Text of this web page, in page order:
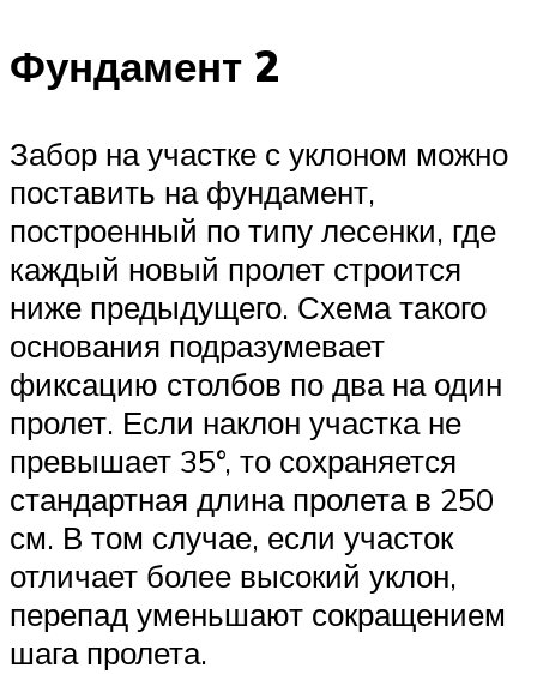
Фундамент 2
Забор на участке с уклоном можно
поставить на фундамент,
построенный по типу лесенки, где
каждый новый пролет строится
ниже предыдущего. Схема такого
основания подразумевает
фиксацию столбов по два на один
пролет. Если наклон участка не
превышает 35°, то сохраняется
стандартная длина пролета в 250
см. В том случае, если участок
отличает более высокий уклон,
перепад уменьшают сокращением
шага пролета.